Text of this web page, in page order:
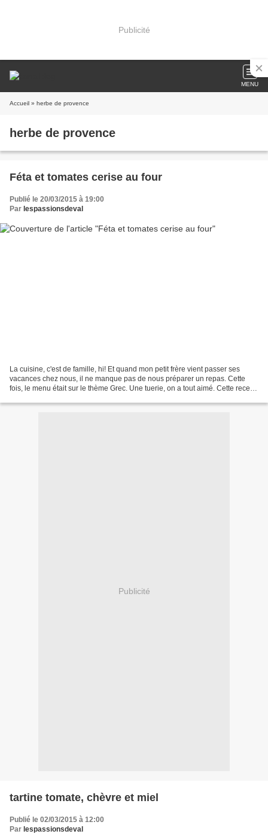
Publicité
MENU
Accueil » herbe de provence
herbe de provence
Féta et tomates cerise au four
Publié le 20/03/2015 à 19:00
Par lespassionsdeval
La cuisine, c'est de famille, hi! Et quand mon petit frère vient passer ses
vacances chez nous, il ne manque pas de nous préparer un repas. Cette
fois, le menu était sur le thème Grec. Une tuerie, on a tout aimé. Cette recette
Publicité
tartine tomate, chèvre et miel
Publié le 02/03/2015 à 12:00
Par lespassionsdeval